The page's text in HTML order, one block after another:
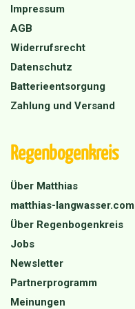
Impressum
AGB
Widerrufsrecht
Datenschutz
Batterieentsorgung
Zahlung und Versand
Regenbogenkreis
Über Matthias
matthias-langwasser.com
Über Regenbogenkreis
Jobs
Newsletter
Partnerprogramm
Meinungen